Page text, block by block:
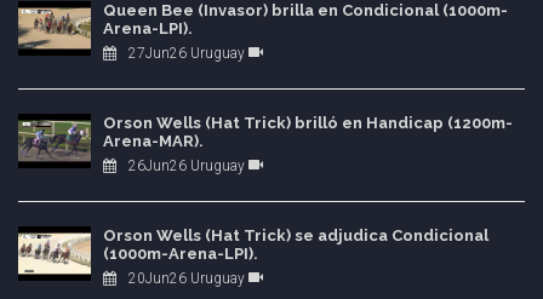
Queen Bee (Invasor) brilla en Condicional (1000m-
Arena-LPI).
27Jun26 Uruguay
Orson Wells (Hat Trick) brilló en Handicap (1200m-
Arena-MAR).
26Jun26 Uruguay
Orson Wells (Hat Trick) se adjudica Condicional
(1000m-Arena-LPI).
20Jun26 Uruguay